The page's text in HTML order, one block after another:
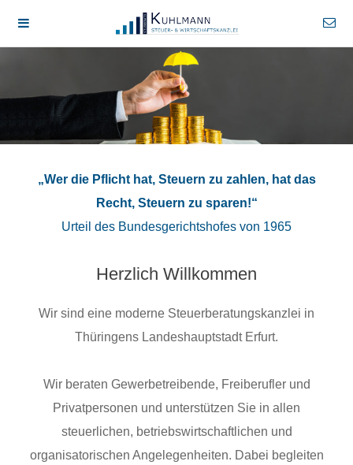
„Wer die Pflicht hat, Steuern zu zahlen, hat das
Recht, Steuern zu sparen!“
Urteil des Bundesgerichtshofes von 1965
Herzlich Willkommen
Wir sind eine moderne Steuerberatungskanzlei in
Thüringens Landeshauptstadt Erfurt.
Wir beraten Gewerbetreibende, Freiberufler und
Privatpersonen und unterstützen Sie in allen
steuerlichen, betriebswirtschaftlichen und
organisatorischen Angelegenheiten. Dabei begleiten